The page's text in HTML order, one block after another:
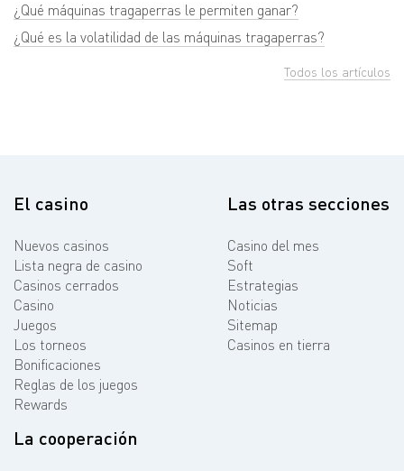
¿Qué máquinas tragaperras le permiten ganar?
¿Qué es la volatilidad de las máquinas tragaperras?
Todos los artículos
El casino
Nuevos casinos
Lista negra de casino
Casinos cerrados
Casino
Juegos
Los torneos
Bonificaciones
Reglas de los juegos
Rewards
Las otras secciones
Casino del mes
Soft
Estrategias
Noticias
Sitemap
Casinos en tierra
La cooperación